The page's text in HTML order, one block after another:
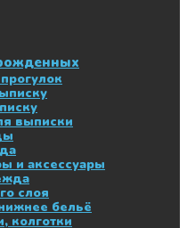
выписки
и аксессуары
слоя
бельё
колготки